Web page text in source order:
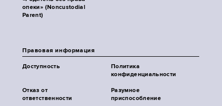
опеки» (Noncustodial
Parent)
Правовая информация
Доступность
Политика
конфиденциальности
Отказ от
ответственности
Разумное
приспособление